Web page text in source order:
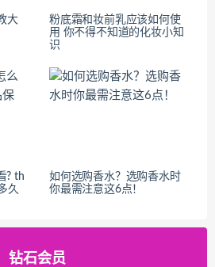
大
粉底霜和妆前乳应该如何使
用 你不得不知道的化妆小知
识
? th
久
如何选购香水？选购香水时
你最需注意这6点！
钻石会员